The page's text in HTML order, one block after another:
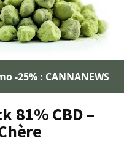
-25% : CANNANEWS
81% CBD –